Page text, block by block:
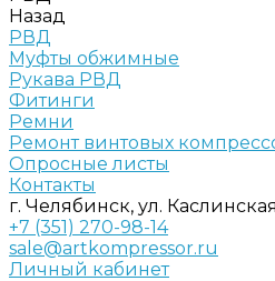
Назад
РВД
Муфты обжимные
Рукава РВД
Фитинги
Ремни
Ремонт винтовых
Опросные листы
Контакты
г. Челябинск, ул.
+7 (351) 270-98-14
sale@artkompressor.ru
Личный кабинет